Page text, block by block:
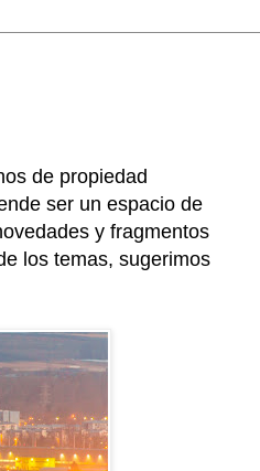
de propiedad
ser un espacio de
y fragmentos
los temas, sugerimos